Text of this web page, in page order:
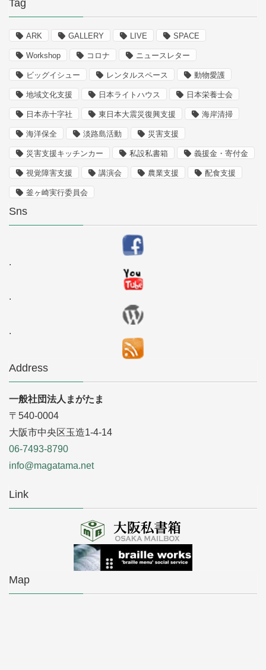
Tag
ARK GALLERY LIVE SPACE
Workshop コロナ ニュースレター
ビッグイシュー レンタルスペース 動物愛護
地域文化支援 日本ライトハウス 日本栄養士会
日本赤十字社 東日本大震災復興支援 海岸清掃
海洋保全 淡路島活動 災害支援
災害支援キッチンカー 私設私書箱 義援金・寄付金
視覚障害支援 講演会 農業支援 配食支援
釜ヶ崎実行委員会
Sns
.
.
.
Address
一般社団法人まがたま
〒540-0004
大阪市中央区玉造1-4-14
06-7493-8790
info@magatama.net
Link
Map